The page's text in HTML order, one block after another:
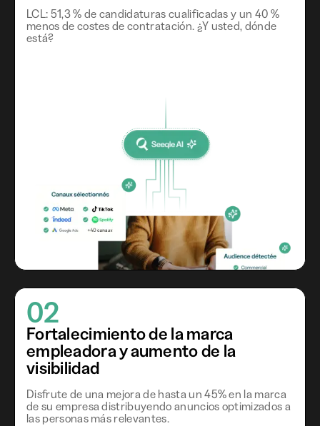
LCL: 51,3 % de candidaturas cualificadas y un 40 %
menos de costes de contratación. ¿Y usted, dónde
está?
02
Fortalecimiento de la marca
empleadora y aumento de la
visibilidad
Disfrute de una mejora de hasta un 45% en la marca
de su empresa distribuyendo anuncios optimizados a
las personas más relevantes.